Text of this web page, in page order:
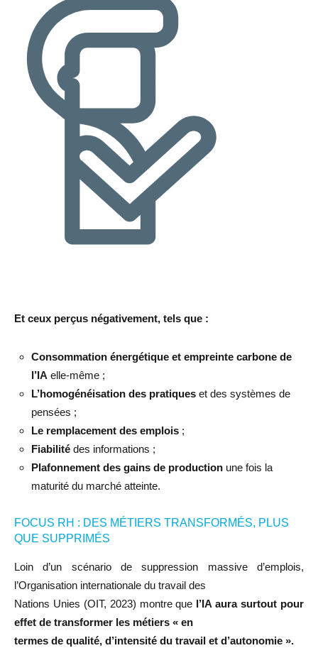
Et ceux perçus négativement, tels que :
Consommation énergétique et empreinte carbone de
l’IA elle-même ;
L’homogénéisation des pratiques et des systèmes de
pensées ;
Le remplacement des emplois ;
Fiabilité des informations ;
Plafonnement des gains de production une fois la
maturité du marché atteinte.
FOCUS RH : DES MÉTIERS TRANSFORMÉS, PLUS
QUE SUPPRIMÉS
Loin d’un scénario de suppression massive d’emplois,
l’Organisation internationale du travail des
Nations Unies (OIT, 2023) montre que l’IA aura surtout pour
effet de transformer les métiers « en
termes de qualité, d’intensité du travail et d’autonomie ».